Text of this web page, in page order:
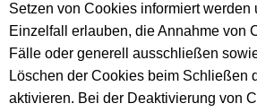
Setzen von Cookies informiert werden
Einzelfall erlauben, die Annahme von
Fälle oder generell ausschließen
Löschen der Cookies beim Schließen
aktivieren. Bei der Deaktivierung von